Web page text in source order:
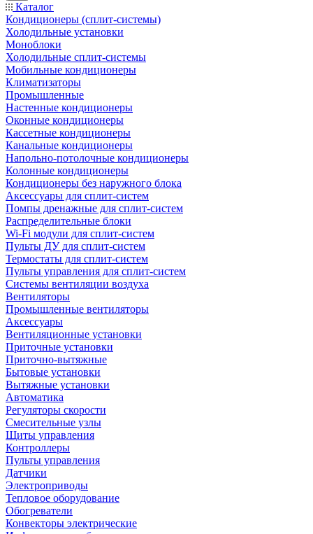
Каталог
Кондиционеры (сплит-системы)
Холодильные установки
Моноблоки
Холодильные сплит-системы
Мобильные кондиционеры
Климатизаторы
Промышленные
Настенные кондиционеры
Оконные кондиционеры
Кассетные кондиционеры
Канальные кондиционеры
Напольно-потолочные кондиционеры
Колонные кондиционеры
Кондиционеры без наружного блока
Аксессуары для сплит-систем
Помпы дренажные для сплит-систем
Распределительные блоки
Wi-Fi модули для сплит-систем
Пульты ДУ для сплит-систем
Термостаты для сплит-систем
Пульты управления для сплит-систем
Системы вентиляции воздуха
Вентиляторы
Промышленные вентиляторы
Аксессуары
Вентиляционные установки
Приточные установки
Приточно-вытяжные
Бытовые установки
Вытяжные установки
Автоматика
Регуляторы скорости
Смесительные узлы
Щиты управления
Контроллеры
Пульты управления
Датчики
Электроприводы
Тепловое оборудование
Обогреватели
Конвекторы электрические